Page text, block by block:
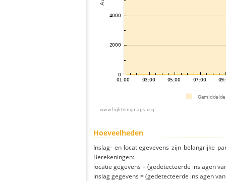
Hoeveelheden
Inslag- en locatiegevevens zijn belangrijke
Berekeningen:
locatie gegevens = (gedetecteerde inslagen
inslag gegevens = (gedetecteerde inslagen